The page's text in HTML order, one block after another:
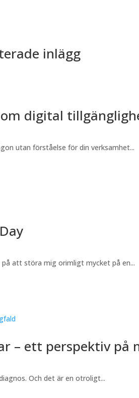
inlägg
digital
utan förståelse för din verksamhet...
att störa mig orimligt mycket på en...
– ett perspektiv på
Och det är en otroligt...